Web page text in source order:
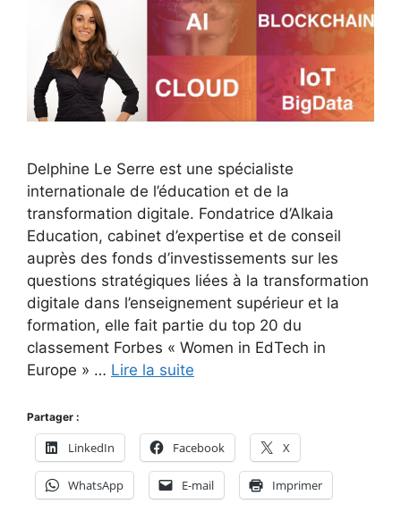
Delphine Le Serre est une spécialiste
internationale de l’éducation et de la
transformation digitale. Fondatrice d’Alkaia
Education, cabinet d’expertise et de conseil
auprès des fonds d’investissements sur les
questions stratégiques liées à la transformation
digitale dans l’enseignement supérieur et la
formation, elle fait partie du top 20 du
classement Forbes « Women in EdTech in
Europe » … Lire la suite
Partager :
LinkedIn Facebook X
WhatsApp E-mail Imprimer